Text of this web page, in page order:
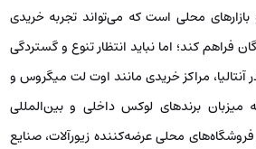
محلی است که می‌تواند تجربه خریدی
فراهم کند؛ اما نباید انتظار تنوع و گستردگی
آنتالیا، مراکز خریدی مانند اوت لت میگروس و
میزبان برندهای لوکس داخلی و بین‌المللی
محلی عرضه‌کننده زیورآلات، صنایع